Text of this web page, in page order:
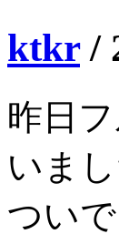
ktkr/
昨日
いま
つい